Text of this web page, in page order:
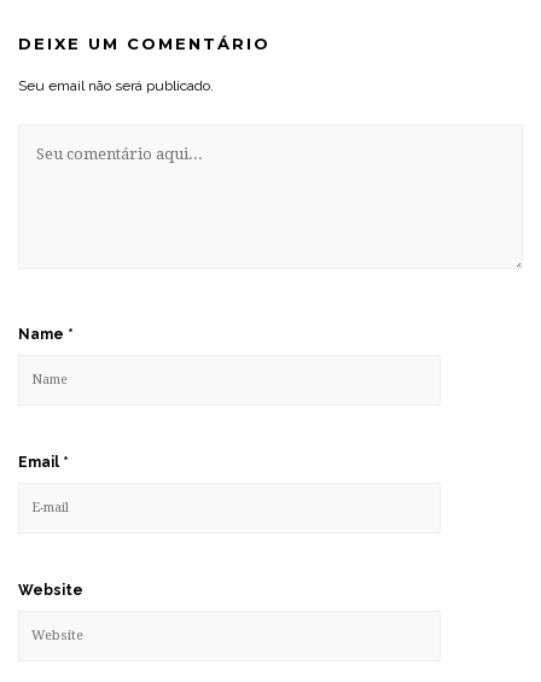
DEIXE UM COMENTÁRIO
Seu email não será publicado.
Name *
Email *
Website